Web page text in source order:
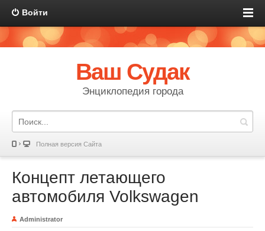
Войти
Ваш Судак
Энциклопедия города
Полная версия Сайта
Концепт летающего
автомобиля Volkswagen
Administrator